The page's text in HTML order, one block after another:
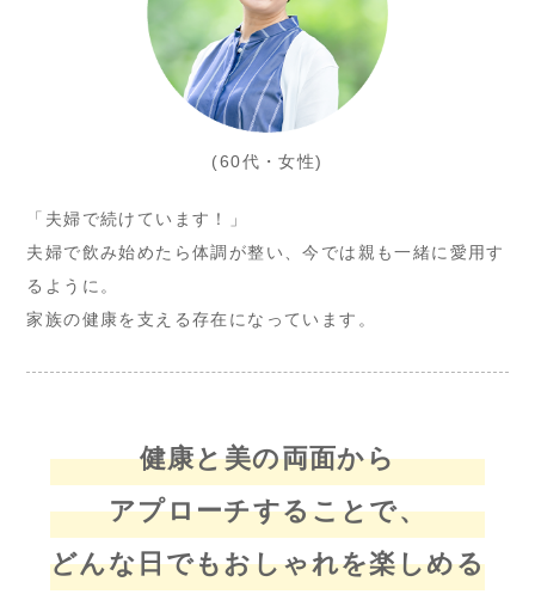
(60代・女性)
「夫婦で続けています！」
夫婦で飲み始めたら体調が整い、今では親も一緒に愛用す
るように。
家族の健康を支える存在になっています。
健康と美の両面から
アプローチすることで、
どんな日でもおしゃれを楽しめる